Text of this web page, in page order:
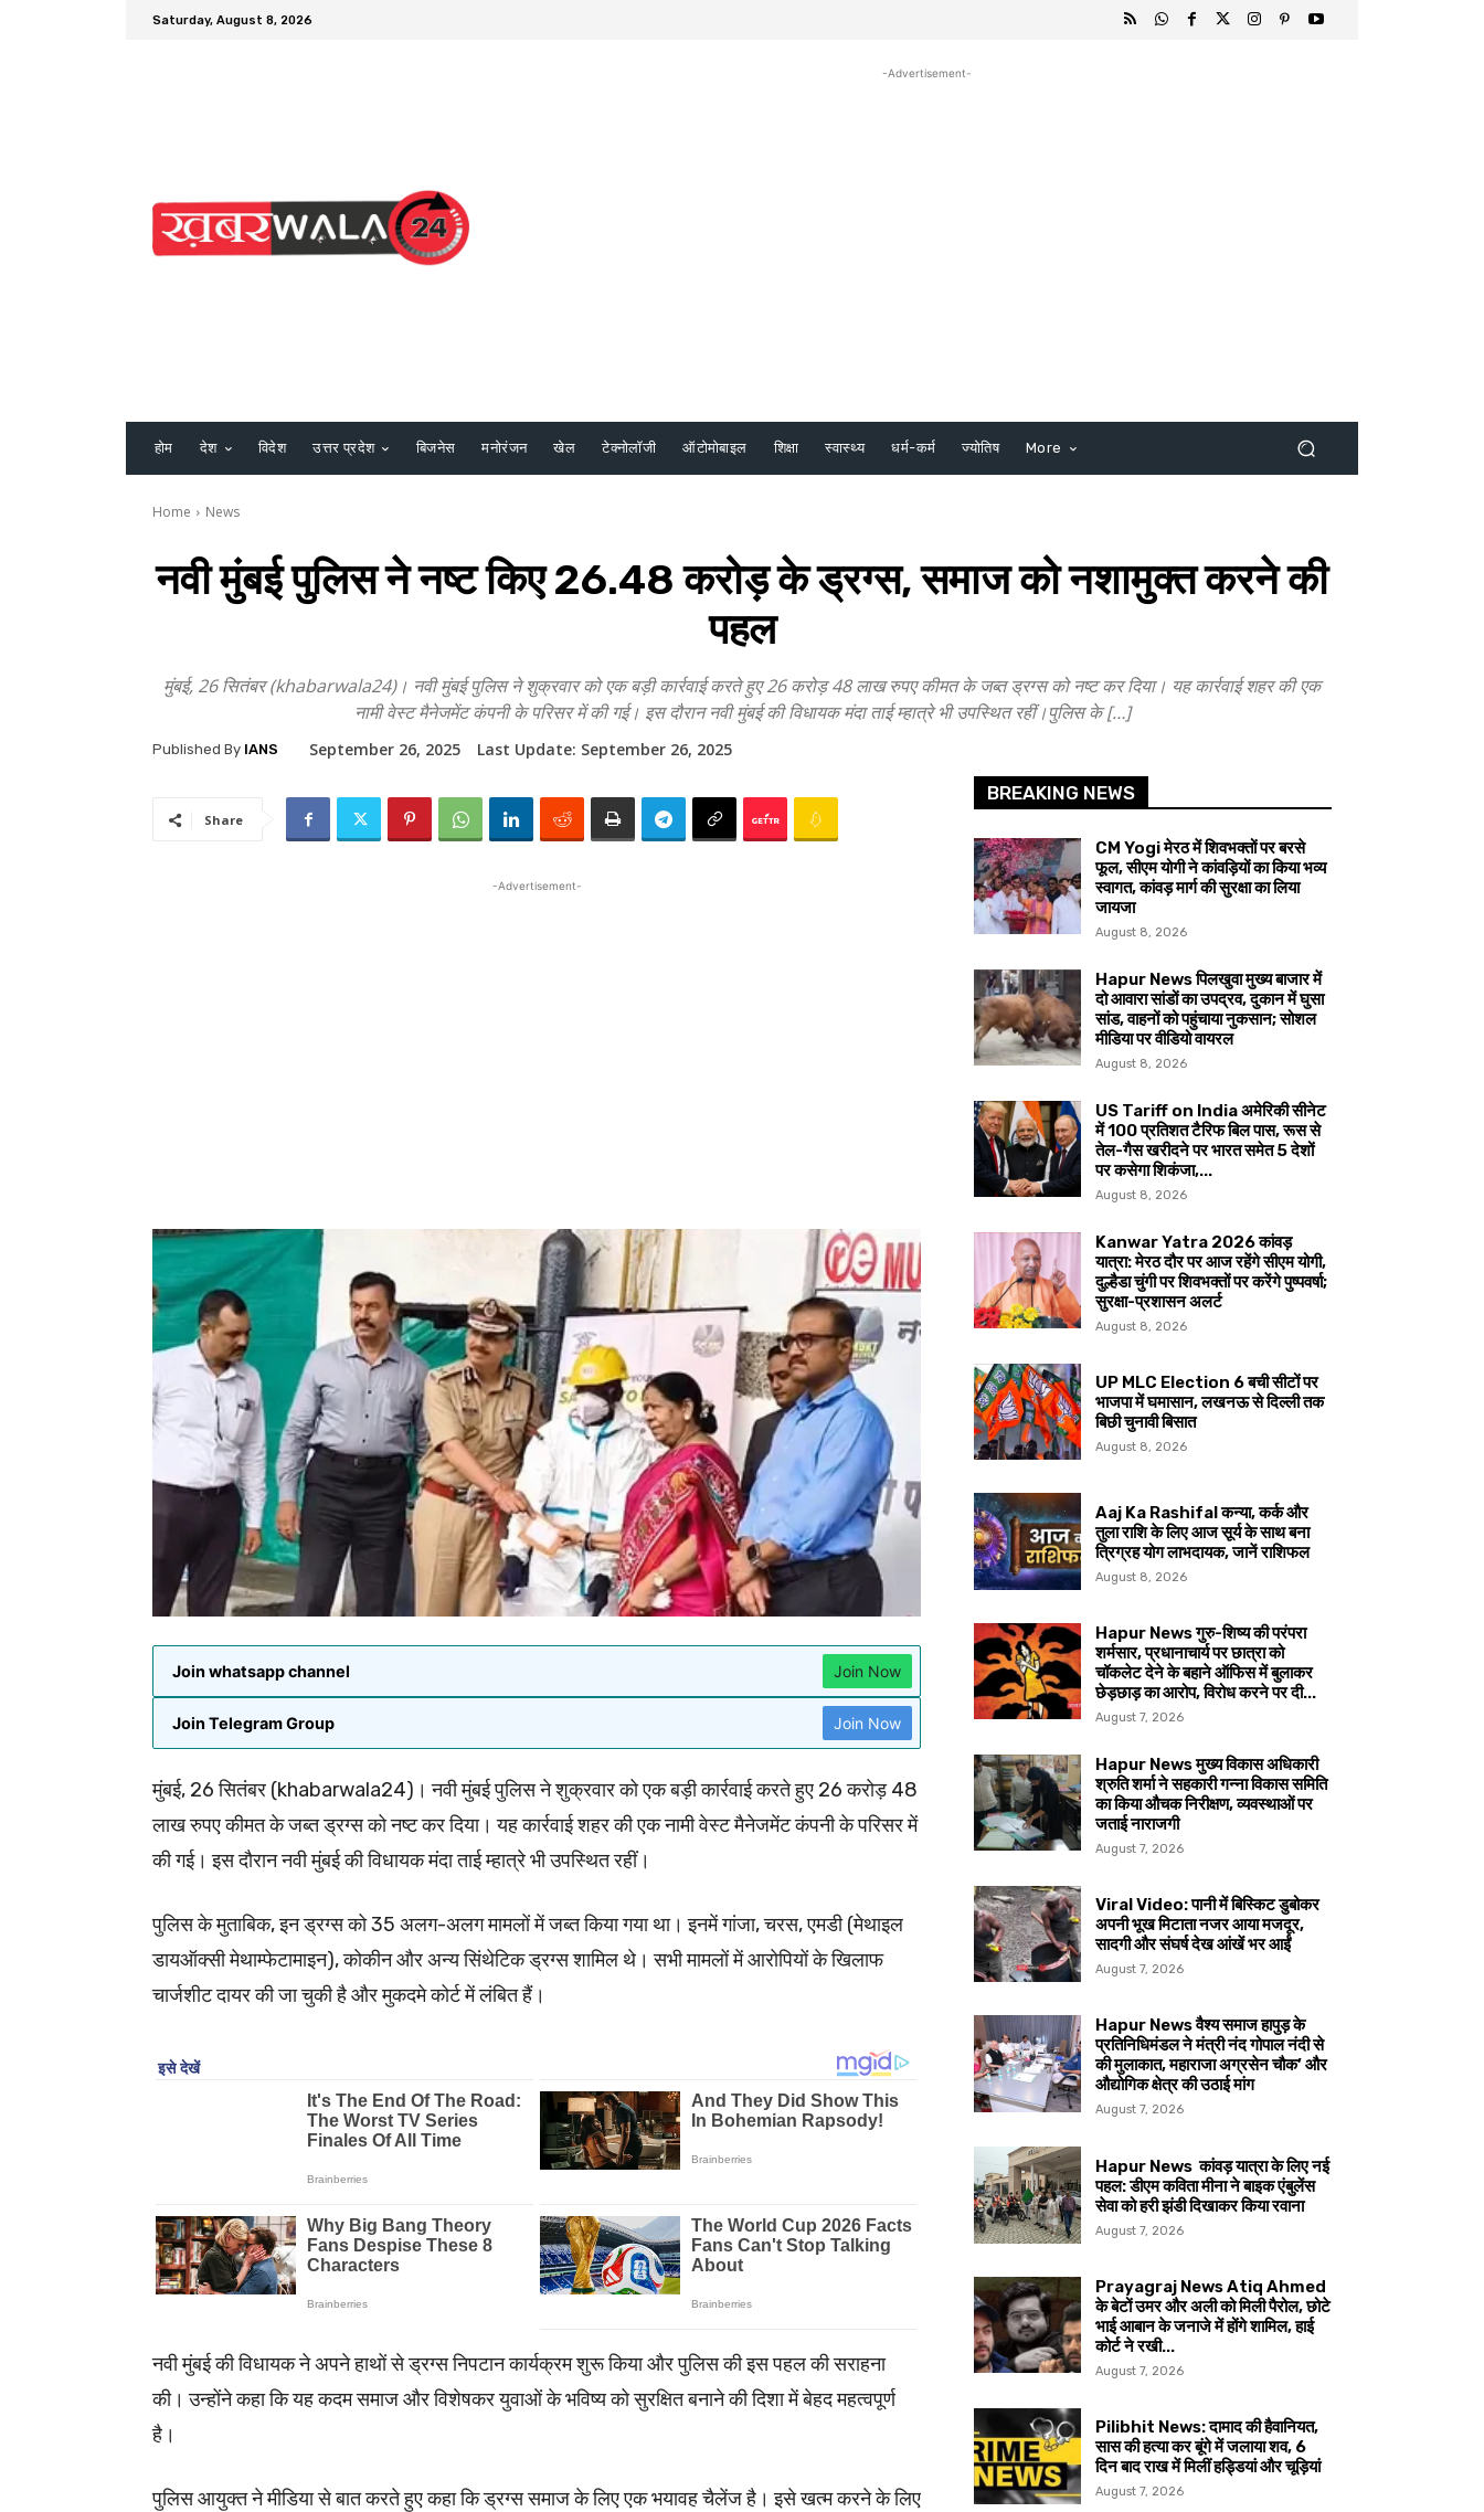
Saturday, August 8, 2026
-Advertisement-
होम देश विदेश उत्तर प्रदेश बिजनेस मनोरंजन खेल टेक्नोलॉजी ऑटोमोबाइल शिक्षा स्वास्थ्य धर्म-कर्म ज्योतिष More
Home News
नवी मुंबई पुलिस ने नष्ट किए 26.48 करोड़ के ड्रग्स, समाज को नशामुक्त करने की
पहल
मुंबई, 26 सितंबर (khabarwala24)। नवी मुंबई पुलिस ने शुक्रवार को एक बड़ी कार्रवाई करते हुए 26 करोड़ 48 लाख रुपए कीमत के जब्त ड्रग्स को नष्ट कर दिया। यह कार्रवाई शहर की एक
नामी वेस्ट मैनेजमेंट कंपनी के परिसर में की गई। इस दौरान नवी मुंबई की विधायक मंदा ताई म्हात्रे भी उपस्थित रहीं।पुलिस के […]
Published By IANS September 26, 2025 Last Update: September 26, 2025
Share
-Advertisement-
Join whatsapp channel Join Now
Join Telegram Group Join Now
मुंबई, 26 सितंबर (khabarwala24)। नवी मुंबई पुलिस ने शुक्रवार को एक बड़ी कार्रवाई करते हुए 26 करोड़ 48
लाख रुपए कीमत के जब्त ड्रग्स को नष्ट कर दिया। यह कार्रवाई शहर की एक नामी वेस्ट मैनेजमेंट कंपनी के परिसर में
की गई। इस दौरान नवी मुंबई की विधायक मंदा ताई म्हात्रे भी उपस्थित रहीं।
पुलिस के मुताबिक, इन ड्रग्स को 35 अलग-अलग मामलों में जब्त किया गया था। इनमें गांजा, चरस, एमडी (मेथाइल
डायऑक्सी मेथाम्फेटामाइन), कोकीन और अन्य सिंथेटिक ड्रग्स शामिल थे। सभी मामलों में आरोपियों के खिलाफ
चार्जशीट दायर की जा चुकी है और मुकदमे कोर्ट में लंबित हैं।
नवी मुंबई की विधायक ने अपने हाथों से ड्रग्स निपटान कार्यक्रम शुरू किया और पुलिस की इस पहल की सराहना
की। उन्होंने कहा कि यह कदम समाज और विशेषकर युवाओं के भविष्य को सुरक्षित बनाने की दिशा में बेहद महत्वपूर्ण
है।
पुलिस आयुक्त ने मीडिया से बात करते हुए कहा कि ड्रग्स समाज के लिए एक भयावह चैलेंज है। इसे खत्म करने के लिए
BREAKING NEWS
CM Yogi मेरठ में शिवभक्तों पर बरसे
फूल, सीएम योगी ने कांवड़ियों का किया भव्य
स्वागत, कांवड़ मार्ग की सुरक्षा का लिया
जायजा
August 8, 2026
Hapur News पिलखुवा मुख्य बाजार में
दो आवारा सांडों का उपद्रव, दुकान में घुसा
सांड, वाहनों को पहुंचाया नुकसान; सोशल
मीडिया पर वीडियो वायरल
August 8, 2026
US Tariff on India अमेरिकी सीनेट
में 100 प्रतिशत टैरिफ बिल पास, रूस से
तेल-गैस खरीदने पर भारत समेत 5 देशों
पर कसेगा शिकंजा,...
August 8, 2026
Kanwar Yatra 2026 कांवड़
यात्रा: मेरठ दौर पर आज रहेंगे सीएम योगी,
दुल्हैडा चुंगी पर शिवभक्तों पर करेंगे पुष्पवर्षा;
सुरक्षा-प्रशासन अलर्ट
August 8, 2026
UP MLC Election 6 बची सीटों पर
भाजपा में घमासान, लखनऊ से दिल्ली तक
बिछी चुनावी बिसात
August 8, 2026
Aaj Ka Rashifal कन्या, कर्क और
तुला राशि के लिए आज सूर्य के साथ बना
त्रिग्रह योग लाभदायक, जानें राशिफल
August 8, 2026
Hapur News गुरु-शिष्य की परंपरा
शर्मसार, प्रधानाचार्य पर छात्रा को
चॉकलेट देने के बहाने ऑफिस में बुलाकर
छेड़छाड़ का आरोप, विरोध करने पर दी...
August 7, 2026
Hapur News मुख्य विकास अधिकारी
श्रुति शर्मा ने सहकारी गन्ना विकास समिति
का किया औचक निरीक्षण, व्यवस्थाओं पर
जताई नाराजगी
August 7, 2026
Viral Video: पानी में बिस्किट डुबोकर
अपनी भूख मिटाता नजर आया मजदूर,
सादगी और संघर्ष देख आंखें भर आईं
August 7, 2026
Hapur News वैश्य समाज हापुड़ के
प्रतिनिधिमंडल ने मंत्री नंद गोपाल नंदी से
की मुलाकात, महाराजा अग्रसेन चौक’ और
औद्योगिक क्षेत्र की उठाई मांग
August 7, 2026
Hapur News कांवड़ यात्रा के लिए नई
पहल: डीएम कविता मीना ने बाइक एंबुलेंस
सेवा को हरी झंडी दिखाकर किया रवाना
August 7, 2026
Prayagraj News Atiq Ahmed
के बेटों उमर और अली को मिली पैरोल, छोटे
भाई आबान के जनाजे में होंगे शामिल, हाई
कोर्ट ने रखी...
August 7, 2026
Pilibhit News: दामाद की हैवानियत,
सास की हत्या कर बूंगे में जलाया शव, 6
दिन बाद राख में मिलीं हड्डियां और चूड़ियां
August 7, 2026